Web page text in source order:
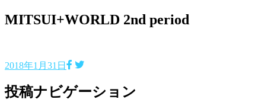
MITSUI+WORLD 2nd period
2018年1月31日
投稿ナビゲーション